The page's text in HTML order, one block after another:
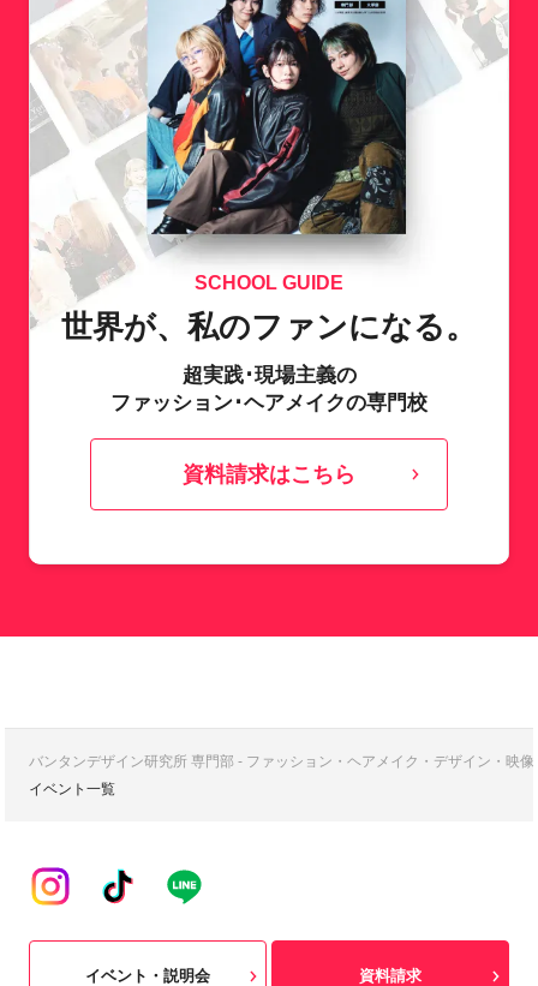
SCHOOL GUIDE
世界が、私のファンになる。
超実践･現場主義の
ファッション･ヘアメイクの専門校
資料請求はこちら
バンタンデザイン研究所 専門部 - ファッション・ヘアメイク・デザイン・映
イベント一覧
イベント・説明会 資料請求